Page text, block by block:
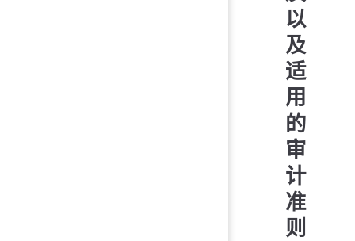
以
及
适
用
的
审
计
准
则